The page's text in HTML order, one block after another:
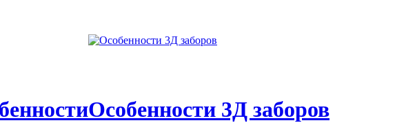
Особенности 3Д заборов